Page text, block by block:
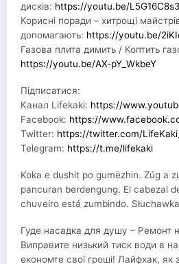
дисків: https://youtu.be/
Корисні поради – хитрощі
допомагають: https://youtu.be/
Газова плита димить / Коптить
https://youtu.be/AX-pY_WkbeY
Підписатися:
Канал Lifekaki: https://
Facebook: https://
Twitter: https://twitter.com/LifeKaki_
Telegram: https://t.me/lifekaki
Koka e dushit po gumëzhin. Zúg a
pancuran berdengung. El cabezal
chuveiro está zumbindo.
Гуде насадка для душу – Ремонт
Виправите низький тиск води в
економте свої гроші! Лайфхак, як